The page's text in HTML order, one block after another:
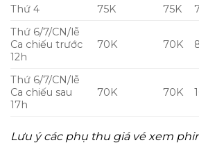
Thứ 4 75K 75K
Thứ 6/7/CN/lễ
Ca chiếu trước
12h
70K 70K
Thứ 6/7/CN/lễ
Ca chiếu sau
17h
70K 70K
Lưu ý các phụ thu giá vé xem